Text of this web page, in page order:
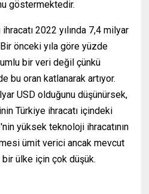
göstermektedir.
2022 yılında 7,4 milyar
önceki yıla göre yüzde
bir veri değil çünkü
bu oran katlanarak artıyor.
USD olduğunu düşünürsek,
Türkiye ihracatı içindeki
yüksek teknoloji ihracatının
ümit verici ancak mevcut
ülke için çok düşük.